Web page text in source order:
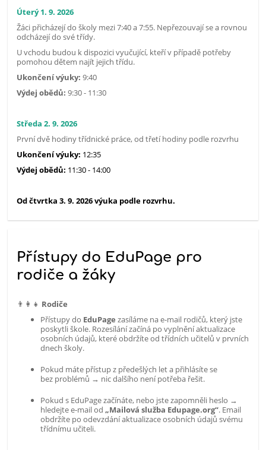
Úterý 1. 9. 2026
Žáci přicházejí do školy mezi 7:40 a 7:55. Nepřezouvají se a rovnou
odcházejí do své třídy.
U vchodu budou k dispozici vyučující, kteří v případě potřeby
pomohou dětem najít jejich třídu.
Ukončení výuky: 9:40
Výdej obědů: 9:30 - 11:30
Středa 2. 9. 2026
První dvě hodiny třídnické práce, od třetí hodiny podle rozvrhu
Ukončení výuky: 12:35
Výdej obědů: 11:30 - 14:00
Od čtvrtka 3. 9. 2026 výuka podle rozvrhu.
Přístupy do EduPage pro
rodiče a žáky
👨‍👩‍👧 Rodiče
Přístupy do EduPage zasíláme na e-mail rodičů, který jste
poskytli škole. Rozesílání začíná po vyplnění aktualizace
osobních údajů, které obdržíte od třídních učitelů v prvních
dnech školy.
Pokud máte přístup z předešlých let a přihlásíte se
bez problémů → nic dalšího není potřeba řešit.
Pokud s EduPage začínáte, nebo jste zapomněli heslo →
hledejte e-mail od„Mailová služba Edupage.org“. Email
obdržíte po odevzdání aktualizace osobních údajů svému
třídnímu učiteli.